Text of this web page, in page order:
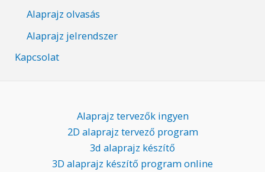
Alaprajz olvasás
Alaprajz jelrendszer
Kapcsolat
Alaprajz tervezők ingyen
2D alaprajz tervező program
3d alaprajz készítő
3D alaprajz készítő program online